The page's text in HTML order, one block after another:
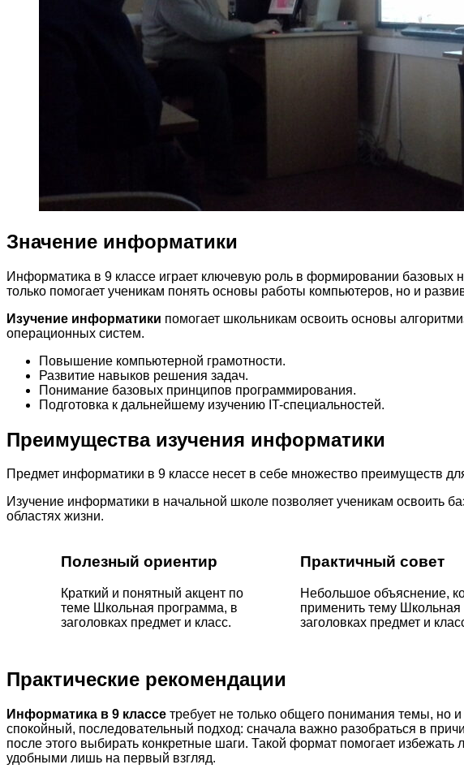
Значение информатики
Информатика в 9 классе играет ключевую роль в формировании
только помогает ученикам понять основы работы компьютеров, но и
Изучение информатики помогает школьникам освоить основы
операционных систем.
Повышение компьютерной грамотности.
Развитие навыков решения задач.
Понимание базовых принципов программирования.
Подготовка к дальнейшему изучению IT-специальностей.
Преимущества изучения информатики
Предмет информатики в 9 классе несет в себе множество преимуществ
Изучение информатики в начальной школе позволяет ученикам освоить
областях жизни.
Полезный ориентир
Краткий и понятный акцент по
теме Школьная программа, в
заголовках предмет и класс.
Практичный совет
Небольшое объяснение,
применить тему
заголовках предмет и
Практические рекомендации
Информатика в 9 классе требует не только общего понимания темы, но
спокойный, последовательный подход: сначала важно разобраться в
после этого выбирать конкретные шаги. Такой формат помогает
удобными лишь на первый взгляд.